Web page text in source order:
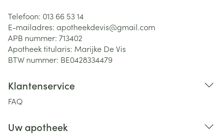
Telefoon: 013 66 53 14
E-mailadres: apotheekdevis@gmail.com
APB nummer: 713402
Apotheek titularis: Marijke De Vis
BTW nummer: BE0428334479
Klantenservice
FAQ
Uw apotheek